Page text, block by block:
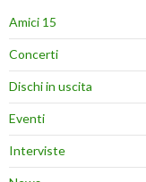
Amici 15
Concerti
Dischi in uscita
Eventi
Interviste